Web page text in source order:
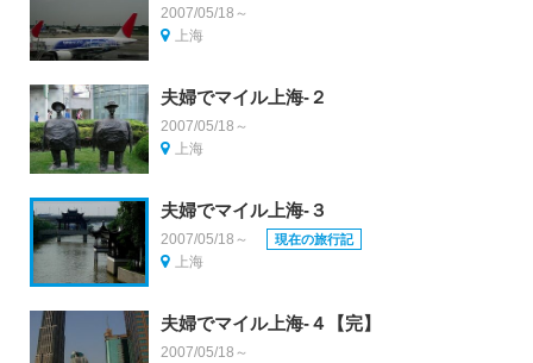
2007/05/18～
上海
夫婦でマイル上海-２
2007/05/18～
上海
夫婦でマイル上海-３
2007/05/18～ 現在の旅行記
上海
夫婦でマイル上海-４【完】
2007/05/18～